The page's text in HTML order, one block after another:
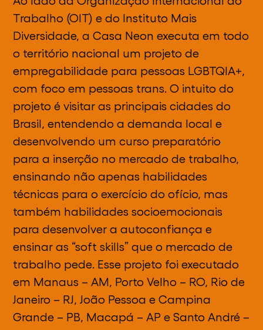
Trabalho (OIT) e do Instituto Mais
Diversidade, a Casa Neon executa em todo
o território nacional um projeto de
empregabilidade para pessoas LGBTQIA+,
com foco em pessoas trans. O intuito do
projeto é visitar as principais cidades do
Brasil, entendendo a demanda local e
desenvolvendo um curso preparatório
para a inserção no mercado de trabalho,
ensinando não apenas habilidades
técnicas para o exercício do ofício, mas
também habilidades socioemocionais
para desenvolver a autoconfiança e
ensinar as “soft skills” que o mercado de
trabalho pede. Esse projeto foi executado
em Manaus – AM, Porto Velho – RO, Rio de
Janeiro – RJ, João Pessoa e Campina
Grande – PB, Macapá – AP e Santo André –